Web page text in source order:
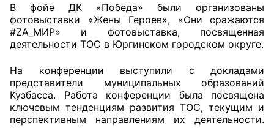
Комиссии
Экспертный совет ОП КО
Совет ОП КО
Общественный штаб
Члены ОП КО
В фойе ДК «Победа» были организованы
фотовыставки «Жены Героев», «Они сражаются
#ZA_MИР» и фотовыставка, посвященная
деятельности ТОС в Юргинском городском округе.
На конференции выступили с докладами
представители муниципальных образований
Кузбасса. Работа конференции была посвящена
ключевым тенденциям развития ТОС, текущим и
перспективным направлениям их деятельности.